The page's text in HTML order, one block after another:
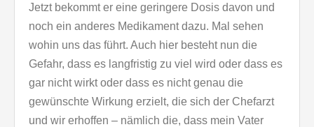
Jetzt bekommt er eine geringere Dosis davon und
noch ein anderes Medikament dazu. Mal sehen
wohin uns das führt. Auch hier besteht nun die
Gefahr, dass es langfristig zu viel wird oder dass es
gar nicht wirkt oder dass es nicht genau die
gewünschte Wirkung erzielt, die sich der Chefarzt
und wir erhoffen – nämlich die, dass mein Vater